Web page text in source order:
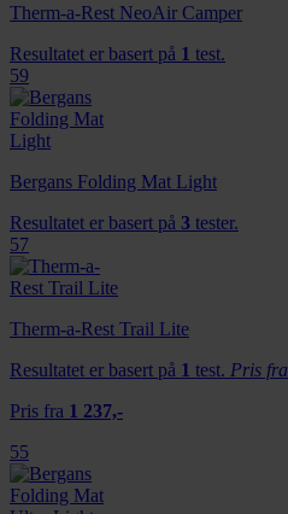
Therm-a-Rest NeoAir Camper
Resultatet er basert på 1 test.
59
Bergans Folding Mat Light
Resultatet er basert på 3 tester.
57
Therm-a-Rest Trail Lite
Resultatet er basert på 1 test. Pris fra
Pris fra 1 237,-
55